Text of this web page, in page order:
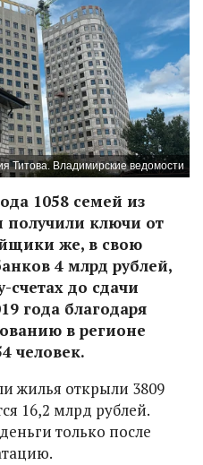
Титова. Владимирские ведомости
1058 семей из
получили ключи от
же, в свою
4 млрд рублей,
счетах до сдачи
года благодаря
в регионе
человек.
жилья открыли 3809
16,2 млрд рублей.
только после